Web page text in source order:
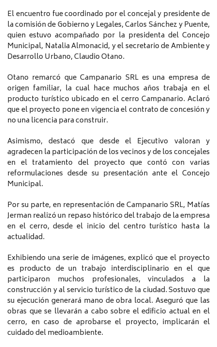
El encuentro fue coordinado por el concejal y presidente de
la comisión de Gobierno y Legales, Carlos Sánchez y Puente,
quien estuvo acompañado por la presidenta del Concejo
Municipal, Natalia Almonacid, y el secretario de Ambiente y
Desarrollo Urbano, Claudio Otano.
Otano remarcó que Campanario SRL es una empresa de
origen familiar, la cual hace muchos años trabaja en el
producto turístico ubicado en el cerro Campanario. Aclaró
que el proyecto pone en vigencia el contrato de concesión y
no una licencia para construir.
Asimismo, destacó que desde el Ejecutivo valoran y
agradecen la participación de los vecinos y de los concejales
en el tratamiento del proyecto que contó con varias
reformulaciones desde su presentación ante el Concejo
Municipal.
Por su parte, en representación de Campanario SRL, Matías
Jerman realizó un repaso histórico del trabajo de la empresa
en el cerro, desde el inicio del centro turístico hasta la
actualidad.
Exhibiendo una serie de imágenes, explicó que el proyecto
es producto de un trabajo interdisciplinario en el que
participaron muchos profesionales, vinculados a la
construcción y al servicio turístico de la ciudad. Sostuvo que
su ejecución generará mano de obra local. Aseguró que las
obras que se llevarán a cabo sobre el edificio actual en el
cerro, en caso de aprobarse el proyecto, implicarán el
cuidado del medioambiente.